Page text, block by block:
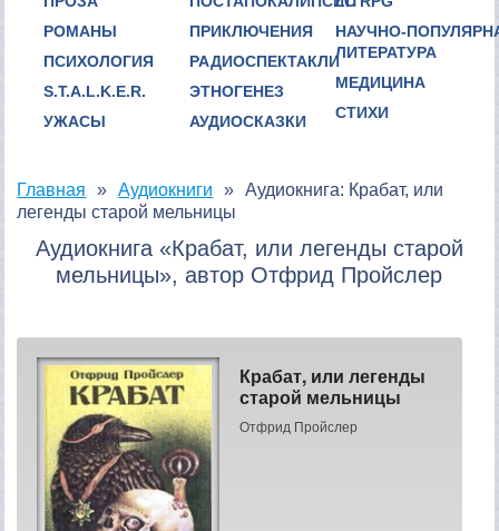
РОМАНЫ
ПСИХОЛОГИЯ
S.T.A.L.K.E.R.
УЖАСЫ
ПРИКЛЮЧЕНИЯ
РАДИОСПЕКТАКЛИ
ЭТНОГЕНЕЗ
АУДИОСКАЗКИ
НАУЧНО-
ЛИТЕРАТУРА
МЕДИЦИНА
СТИХИ
Главная Аудиокниги
Аудиокнига: Крабат, или
легенды старой мельницы
Аудиокнига «Крабат, или легенды старой
мельницы», автор Отфрид Пройслер
Крабат, или легенды
старой мельницы
Отфрид Пройслер